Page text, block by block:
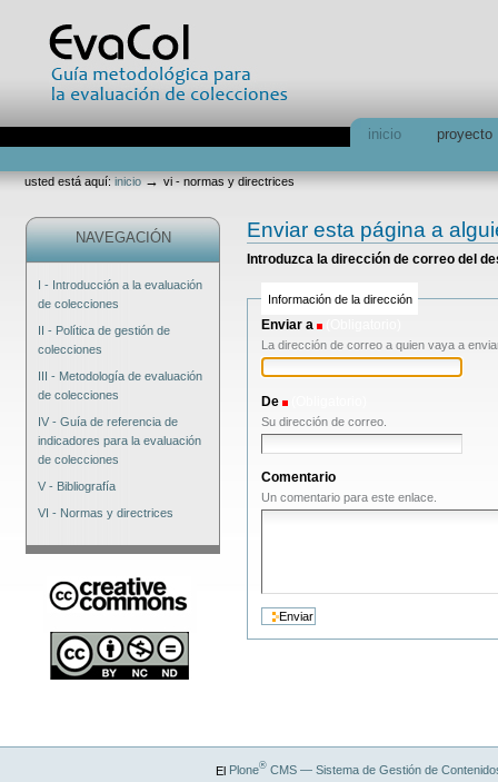
contenido.
inicio proyecto
Personales
usted está aquí: inicio →vi - normas y directrices
NAVEGACIÓN
I - Introducción a la evaluación
de colecciones
II - Política de gestión de
colecciones
III - Metodología de evaluación
de colecciones
IV - Guía de referencia de
indicadores para la evaluación
de colecciones
V - Bibliografía
VI - Normas y directrices
Enviar esta página a
Introduzca la dirección de correo del
Información de la dirección
Enviar a
La dirección de correo a quien vaya a
De
Su dirección de correo.
Comentario
Un comentario para este enlace.
El Plone®CMS — Sistema de Gestión de